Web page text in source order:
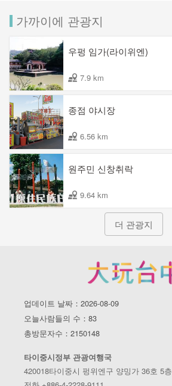
가까이에 관광지
우펑 임가(라이위엔)
7.9 km
종점 야시장
6.56 km
원주민 신창취락
9.64 km
더 관광지
업데이트 날짜：2026-08-09
오늘사람들의 수：83
총방문자수：2150148
타이중시정부 관광여행국
420018타이중시 펑위엔구 양밍가 36호 5층